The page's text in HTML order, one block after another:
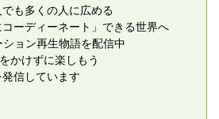
も多くの人に広める
ーディーネート」できる世界へ
ョン再生物語を配信中
けずに楽しもう
信しています